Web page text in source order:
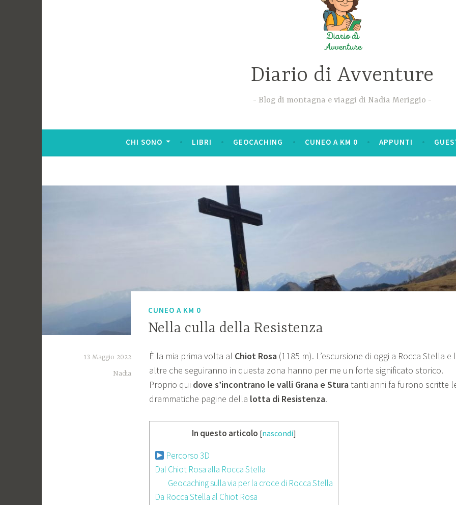
Diario di Avventure
Blog di montagna e viaggi di Nadia Meriggio
CHI SONO LIBRI GEOCACHING CUNEO A KM 0 APPUNTI
CUNEO A KM 0
Nella culla della Resistenza
13 Maggio 2022
Nadia
È la mia prima volta al Chiot Rosa (1185 m). L’escursione di oggi a Rocca Stella e
altre che seguiranno in questa zona hanno per me un forte significato storico.
Proprio qui dove s’incontrano le valli Grana e Sturatanti anni fa furono scritte
drammatiche pagine della lotta di Resistenza.
In questo articolo [nascondi]
Percorso 3D
Dal Chiot Rosa alla Rocca Stella
Geocaching sulla via per la croce di Rocca Stella
Da Rocca Stella al Chiot Rosa